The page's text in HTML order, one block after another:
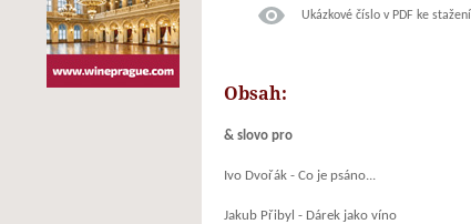
Ukázkové číslo v PDF ke stažení
Obsah:
& slovo pro
Ivo Dvořák - Co je psáno...
Jakub Přibyl - Dárek jako víno